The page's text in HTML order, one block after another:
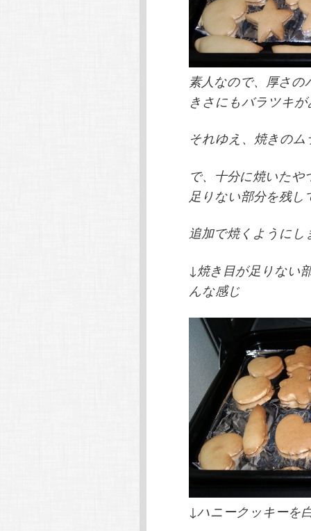
素人なので、厚さ
きさにもバラツキ
それゆえ、焼きの
で、十分に焼いた
足りない部分を残し
追加で焼くようにし
↓焼き目が足りない
んな感じ
↓ハニークッキーを